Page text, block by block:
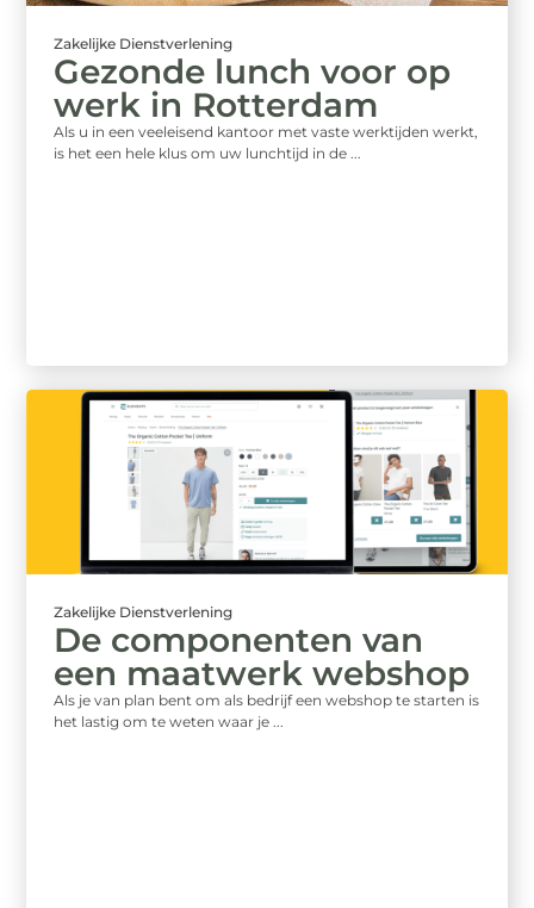
Zakelijke Dienstverlening
Gezonde lunch voor op
werk in Rotterdam
Als u in een veeleisend kantoor met vaste werktijden werkt,
is het een hele klus om uw lunchtijd in de ...
Zakelijke Dienstverlening
De componenten van
een maatwerk webshop
Als je van plan bent om als bedrijf een webshop te starten is
het lastig om te weten waar je ...